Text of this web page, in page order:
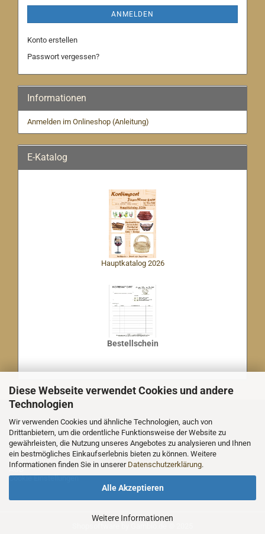
Diese Webseite verwendet Cookies und andere
Technologien
Wir verwenden Cookies und ähnliche Technologien, auch von
Drittanbietern, um die ordentliche Funktionsweise der Website zu
gewährleisten, die Nutzung unseres Angebotes zu analysieren und Ihnen
ein bestmögliches Einkaufserlebnis bieten zu können. Weitere
Informationen finden Sie in unserer Datenschutzerklärung.
Alle Akzeptieren
Weitere Informationen
ANMELDEN
Konto erstellen
Passwort vergessen?
Informationen
Anmelden im Onlineshop (Anleitung)
E-Katalog
Hauptkatalog 2026
Bestellschein
MEHR ÜBER...
Impressum
Nachricht an uns
Datenschutz
AGB
Cookie Einstellungen